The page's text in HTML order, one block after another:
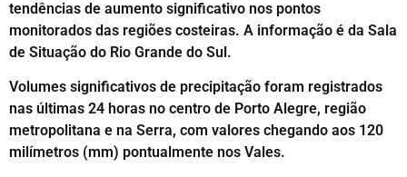
tendências de aumento significativo nos pontos
monitorados das regiões costeiras. A informação é da Sala
de Situação do Rio Grande do Sul.
Volumes significativos de precipitação foram registrados
nas últimas 24 horas no centro de Porto Alegre, região
metropolitana e na Serra, com valores chegando aos 120
milímetros (mm) pontualmente nos Vales.